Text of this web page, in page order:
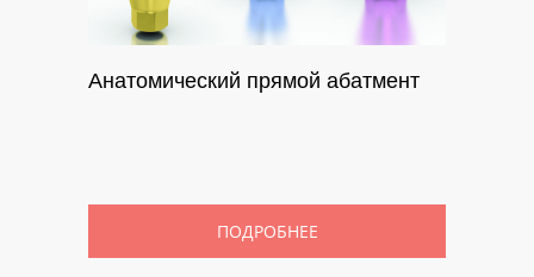
Анатомический прямой абатмент
ПОДРОБНЕЕ